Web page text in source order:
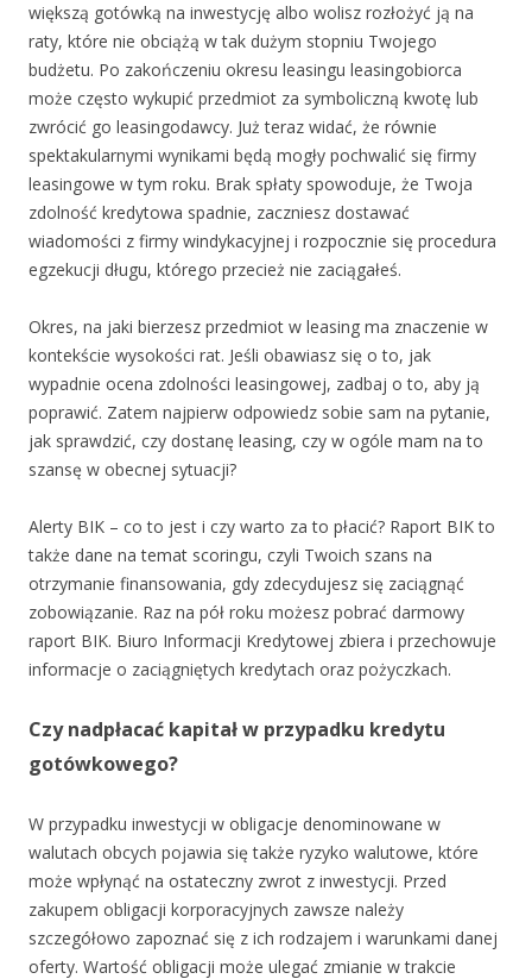
większą gotówką na inwestycję albo wolisz rozłożyć ją na
raty, które nie obciążą w tak dużym stopniu Twojego
budżetu. Po zakończeniu okresu leasingu leasingobiorca
może często wykupić przedmiot za symboliczną kwotę lub
zwrócić go leasingodawcy. Już teraz widać, że równie
spektakularnymi wynikami będą mogły pochwalić się firmy
leasingowe w tym roku. Brak spłaty spowoduje, że Twoja
zdolność kredytowa spadnie, zaczniesz dostawać
wiadomości z firmy windykacyjnej i rozpocznie się procedura
egzekucji długu, którego przecież nie zaciągałeś.
Okres, na jaki bierzesz przedmiot w leasing ma znaczenie w
kontekście wysokości rat. Jeśli obawiasz się o to, jak
wypadnie ocena zdolności leasingowej, zadbaj o to, aby ją
poprawić. Zatem najpierw odpowiedz sobie sam na pytanie,
jak sprawdzić, czy dostanę leasing, czy w ogóle mam na to
szansę w obecnej sytuacji?
Alerty BIK – co to jest i czy warto za to płacić? Raport BIK to
także dane na temat scoringu, czyli Twoich szans na
otrzymanie finansowania, gdy zdecydujesz się zaciągnąć
zobowiązanie. Raz na pół roku możesz pobrać darmowy
raport BIK. Biuro Informacji Kredytowej zbiera i przechowuje
informacje o zaciągniętych kredytach oraz pożyczkach.
Czy nadpłacać kapitał w przypadku kredytu
gotówkowego?
W przypadku inwestycji w obligacje denominowane w
walutach obcych pojawia się także ryzyko walutowe, które
może wpłynąć na ostateczny zwrot z inwestycji. Przed
zakupem obligacji korporacyjnych zawsze należy
szczegółowo zapoznać się z ich rodzajem i warunkami danej
oferty. Wartość obligacji może ulegać zmianie w trakcie